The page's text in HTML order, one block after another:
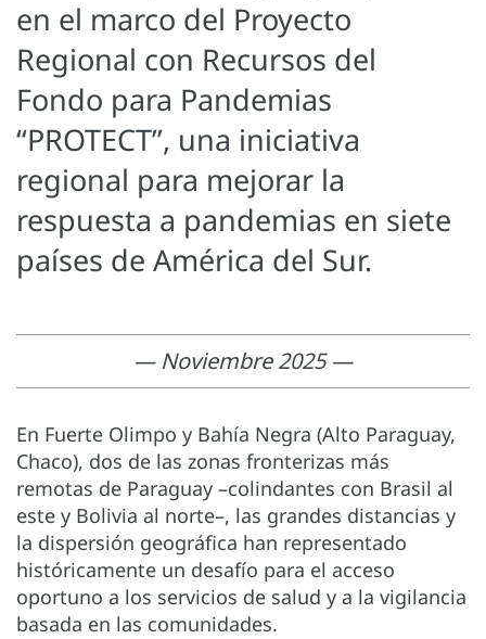
en el marco del Proyecto
Regional con Recursos del
Fondo para Pandemias
“PROTECT”, una iniciativa
regional para mejorar la
respuesta a pandemias en siete
países de América del Sur.
— Noviembre 2025 —
En Fuerte Olimpo y Bahía Negra (Alto Paraguay,
Chaco), dos de las zonas fronterizas más
remotas de Paraguay –colindantes con Brasil al
este y Bolivia al norte–, las grandes distancias y
la dispersión geográfica han representado
históricamente un desafío para el acceso
oportuno a los servicios de salud y a la vigilancia
basada en las comunidades.